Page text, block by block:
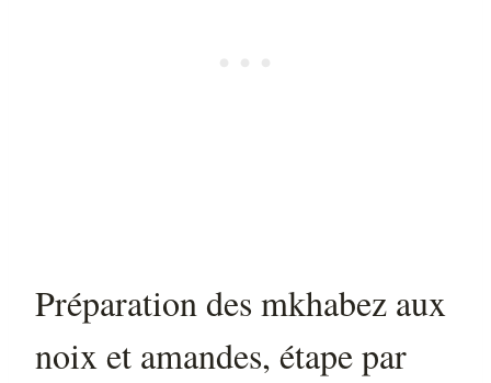
Préparation des mkhabez aux
noix et amandes, étape par